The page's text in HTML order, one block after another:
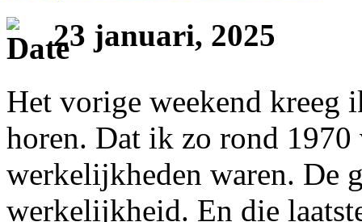
23 januari, 2025
Het vorige weekend kreeg
horen. Dat ik zo rond
werkelijkheden waren. De
werkelijkheid. En die